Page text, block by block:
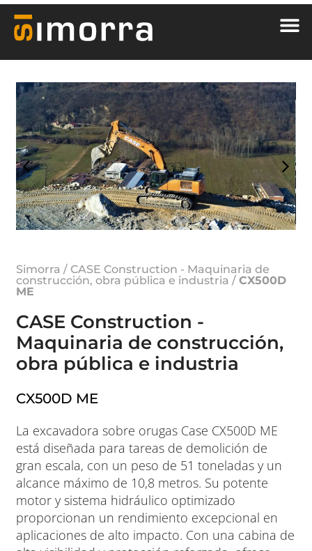
Simorra / CASE Construction - Maquinaria de
construcción, obra pública e industria /CX500D
ME
CASE Construction -
Maquinaria de construcción,
obra pública e industria
CX500D ME
La excavadora sobre orugas Case CX500D ME
está diseñada para tareas de demolición de
gran escala, con un peso de 51 toneladas y un
alcance máximo de 10,8 metros. Su potente
motor y sistema hidráulico optimizado
proporcionan un rendimiento excepcional en
aplicaciones de alto impacto. Con una cabina de